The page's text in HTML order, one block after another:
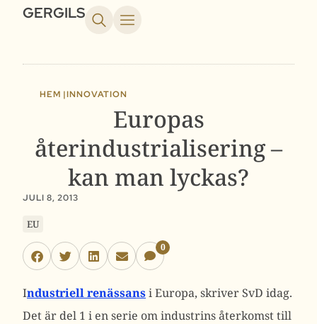
GERGILS
HEM |INNOVATION
Europas
återindustrialisering –
kan man lyckas?
JULI 8, 2013
EU
0
Industriell renässansi Europa, skriver SvD idag.
Det är del 1 i en serie om industrins återkomst till